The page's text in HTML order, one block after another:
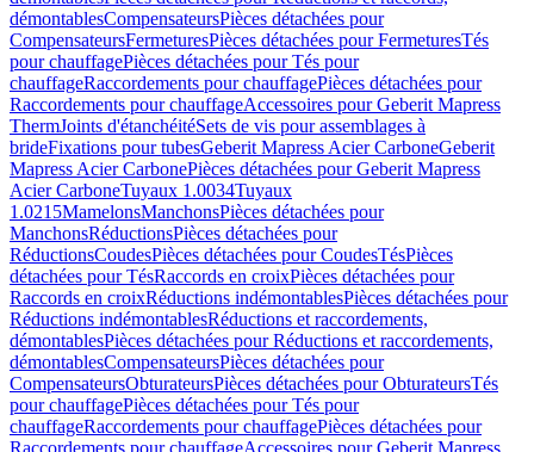
démontablesCompensateursPièces détachées pour
CompensateursFermeturesPièces détachées pour FermeturesTés
pour chauffagePièces détachées pour Tés pour
chauffageRaccordements pour chauffagePièces détachées pour
Raccordements pour chauffageAccessoires pour Geberit Mapress
ThermJoints d'étanchéitéSets de vis pour assemblages à
brideFixations pour tubesGeberit Mapress Acier CarboneGeberit
Mapress Acier CarbonePièces détachées pour Geberit Mapress
Acier CarboneTuyaux 1.0034Tuyaux
1.0215MamelonsManchonsPièces détachées pour
ManchonsRéductionsPièces détachées pour
RéductionsCoudesPièces détachées pour CoudesTésPièces
détachées pour TésRaccords en croixPièces détachées pour
Raccords en croixRéductions indémontablesPièces détachées pour
Réductions indémontablesRéductions et raccordements,
démontablesPièces détachées pour Réductions et raccordements,
démontablesCompensateursPièces détachées pour
CompensateursObturateursPièces détachées pour ObturateursTés
pour chauffagePièces détachées pour Tés pour
chauffageRaccordements pour chauffagePièces détachées pour
Raccordements pour chauffageAccessoires pour Geberit Mapress